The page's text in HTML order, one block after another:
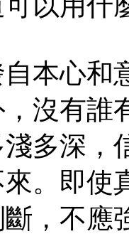
本心和
沒有誰
多深，
。即使
，不應